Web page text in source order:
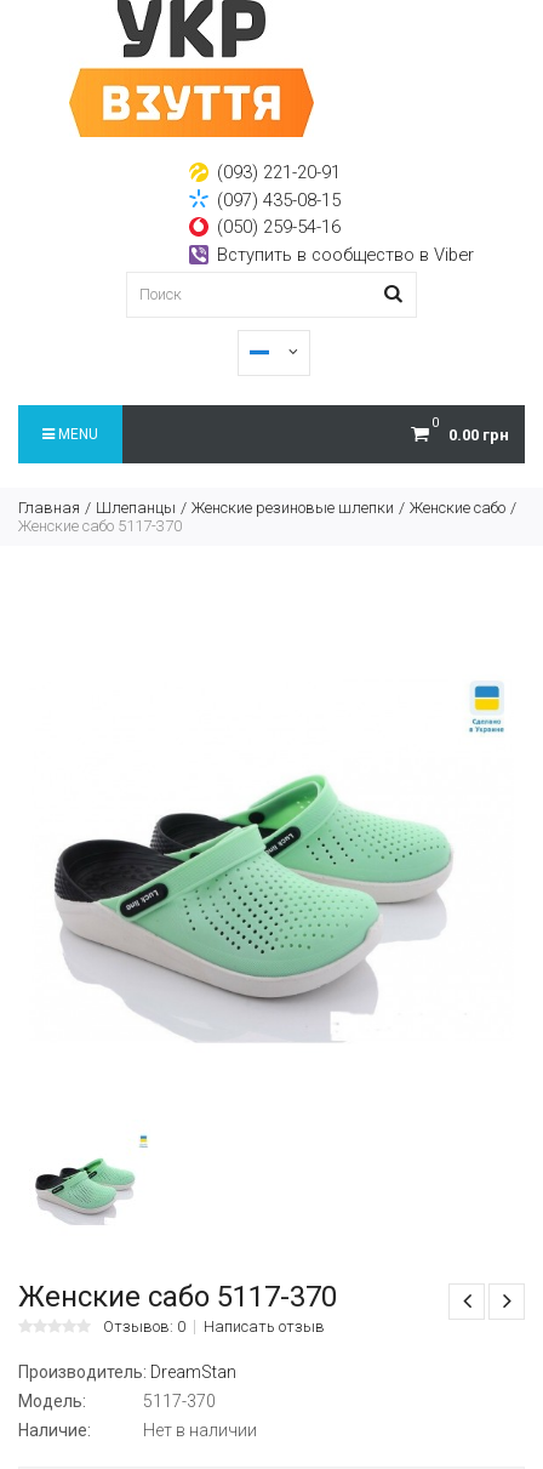
(093) 221-20-91
(097) 435-08-15
(050) 259-54-16
Вступить в сообщество в Viber
0
0.00 грн
MENU
Главная Шлепанцы Женские резиновые шлепки
Женские сабо
Женские сабо 5117-370
Женские сабо 5117-370
Отзывов: 0 Написать отзыв
Производитель: DreamStan
Модель:
5117-370
Наличие:
Нет в наличии